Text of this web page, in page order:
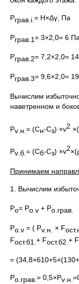
Pграв. i = H×Δγ, Па
Pграв.1= 3×2,0= 6 Па
Pграв.2= 7,2×2,0=
Pграв.3= 9,6×2,0=
Вычислим
наветренном и
Pv.н.= (Сн-Сз) ×v2
Pv.б.= (Сб-Сз) ×v2
Принимаем
1. Вычислим
Pо= Pо.v + Pо.грав.
Pо. v = ( Pv .н. × F
Fост.б1. + Fост.б2. + F
=
Pо.грав. = 0,5×Pv .н.